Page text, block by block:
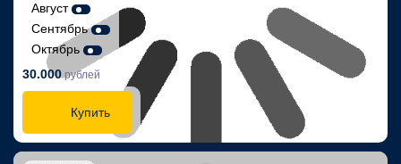
Август
Сентябрь
Октябрь
30.000рублей
Купить